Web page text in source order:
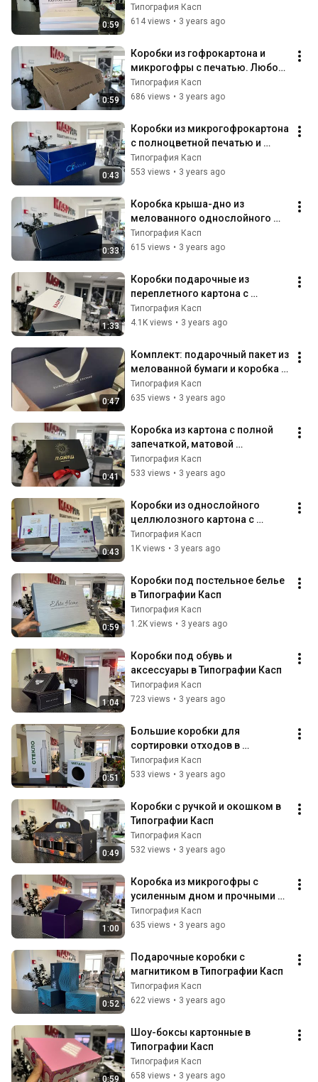
0:59
картона с полноцветной
печатью в Типографии Касп
Типография Касп
614 views • 3 years ago
0:59
Коробки из гофрокартона и
микрогофры с печатью. Любой
тираж и конструкция.
Типография Касп.
Типография Касп
686 views • 3 years ago
0:43
Коробки из микрогофрокартона
с полноцветной печатью и
ламинацией в Типографии Касп
Типография Касп
553 views • 3 years ago
0:33
Коробка крыша-дно из
мелованного однослойного
картона с полноцветной
печатью в Типографии Касп
Типография Касп
615 views • 3 years ago
1:33
Коробки подарочные из
переплетного картона с
печатью, магнитиками и
ложементом в Типографии Касп
Типография Касп
4.1K views • 3 years ago
0:47
Комплект: подарочный пакет из
мелованной бумаги и коробка
из переплетного картона.
Типография Касп
Типография Касп
635 views • 3 years ago
0:41
Коробка из картона с полной
запечаткой, матовой
ламинацией, тиснением и
ленточками в Типографии Касп
Типография Касп
533 views • 3 years ago
0:43
Коробки из однослойного
целлюлозного картона с
полноцветной печатью и
водным лаком в Типографии
Типография Касп
1K views • 3 years ago
0:59
Коробки под постельное белье
в Типографии Касп
Типография Касп
1.2K views • 3 years ago
1:04
Коробки под обувь и
аксессуары в Типографии Касп
Типография Касп
723 views • 3 years ago
0:51
Большие коробки для
сортировки отходов в
Типографии Касп
Типография Касп
533 views • 3 years ago
0:49
Коробки с ручкой и окошком в
Типографии Касп
Типография Касп
532 views • 3 years ago
1:00
Коробка из микрогофры с
усиленным дном и прочными
перегородками в Типографии
Касп
Типография Касп
635 views • 3 years ago
0:52
Подарочные коробки с
магнитиком в Типографии Касп
Типография Касп
622 views • 3 years ago
0:59
Шоу-боксы картонные в
Типографии Касп
Типография Касп
658 views • 3 years ago